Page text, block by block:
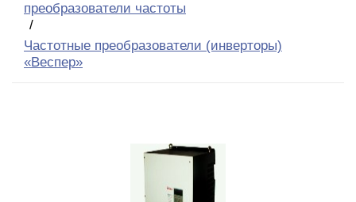
преобразователи частоты
Частотные преобразователи (инверторы)
«Веспер»